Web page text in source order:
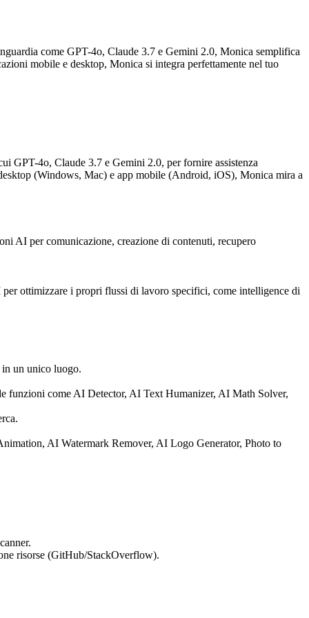
come GPT-4o, Claude 3.7 e Gemini 2.0, Monica semplifica
mobile e desktop, Monica si integra perfettamente nel tuo
GPT-4o, Claude 3.7 e Gemini 2.0, per fornire assistenza
(Windows, Mac) e app mobile (Android, iOS), Monica mira a
AI per comunicazione, creazione di contenuti, recupero
ottimizzare i propri flussi di lavoro specifici, come intelligence di
un unico luogo.
funzioni come AI Detector, AI Text Humanizer, AI Math Solver,
AI Watermark Remover, AI Logo Generator, Photo to
risorse (GitHub/StackOverflow).